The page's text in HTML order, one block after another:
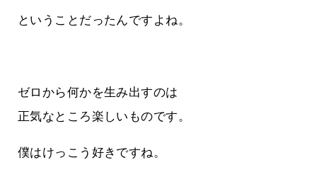
ということだったんですよね。
ゼロから何かを生み出すのは
正気なところ楽しいものです。
僕はけっこう好きですね。